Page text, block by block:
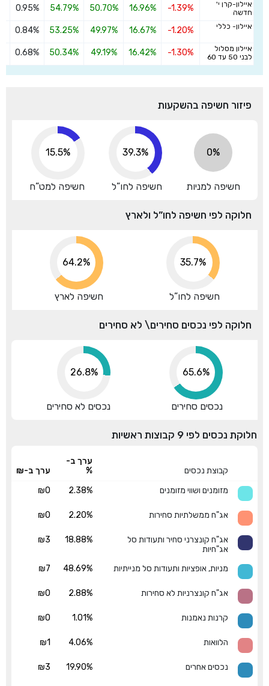
איילון-קרן י'
חדשה
-1.39%
16.96%
50.70%
54.79%
0.95%
איילון- כללי -1.20%
16.67%
49.97%
53.25%
0.84%
איילון מסלול
לבני 50 עד 60
-1.30%
16.42%
49.19%
50.34%
0.68%
פיזור חשיפה בהשקעות
0%
חשיפה למניות
39.3%
חשיפה לחו”ל
15.5%
חשיפה למט”ח
חלוקה לפי חשיפה לחו”ל ולארץ
35.7%
חשיפה לחו”ל
64.2%
חשיפה לארץ
חלוקה לפי נכסים סחירים\ לא סחירים
73.1%
נכסים סחירים
26.8%
נכסים לא סחירים
חלוקת נכסים לפי 9 קבוצות ראשיות
קבוצת נכסים
ערך ב-
%
ערך ב-₪
מזומנים ושווי מזומנים
2.38%
₪0
אג"ח ממשלתיות סחירות 2.20%
₪0
אג"ח קונצרני סחיר ותעודות סל
אג"חיות
18.88%
₪3
מניות, אופציות ותעודות סל מנייתיות 48.69%
₪7
אג"ח קונצרניות לא סחירות 2.88%
₪0
קרנות נאמנות 1.01%
₪0
הלוואות 4.06%
₪1
נכסים אחרים 19.90%
₪3